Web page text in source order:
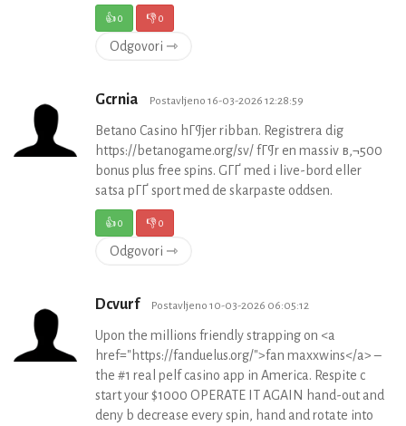
👍0 👎0
Odgovori ⇾
Gcrnia Postavljeno 16-03-2026 12:28:59
Betano Casino hГ¶jer ribban. Registrera dig
https://betanogame.org/sv/ fГ¶r en massiv в‚¬500
bonus plus free spins. GГҐ med i live-bord eller
satsa pГҐ sport med de skarpaste oddsen.
👍0 👎0
Odgovori ⇾
Dcvurf Postavljeno 10-03-2026 06:05:12
Upon the millions friendly strapping on <a
href="https://fanduelus.org/">fan maxxwins</a> –
the #1 real pelf casino app in America. Respite c
start your $1000 OPERATE IT AGAIN hand-out and
deny b decrease every spin, hand and rotate into